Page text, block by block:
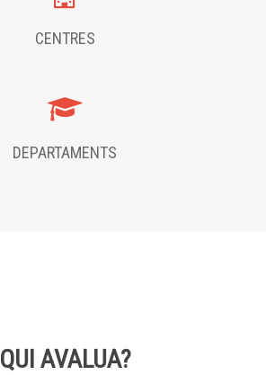
CENTRES
DEPARTAMENTS
QUI AVALUA?